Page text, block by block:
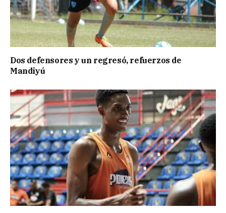
Dos defensores y un regresó, refuerzos de
Mandiyú